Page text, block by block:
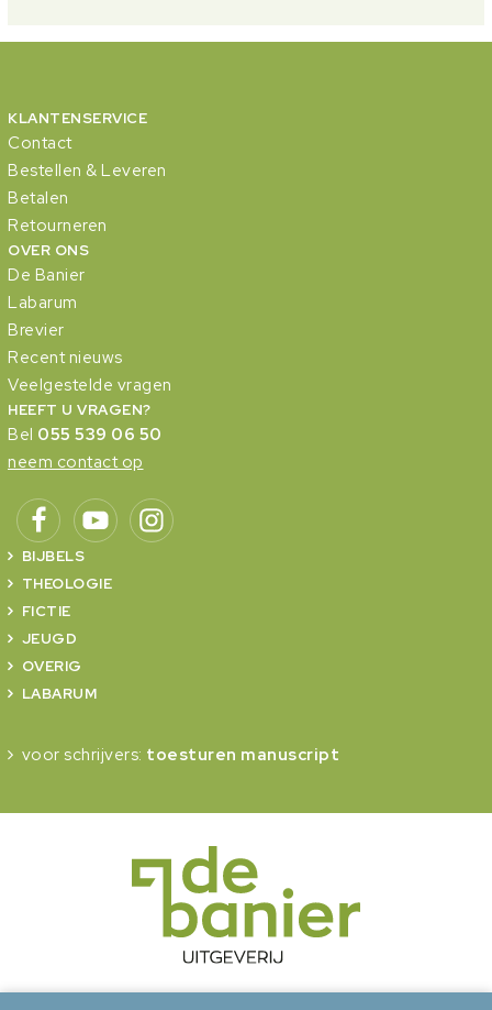
KLANTENSERVICE
Contact
Bestellen & Leveren
Betalen
Retourneren
OVER ONS
De Banier
Labarum
Brevier
Recent nieuws
Veelgestelde vragen
HEEFT U VRAGEN?
Bel 055 539 06 50
neem contact op
BIJBELS
THEOLOGIE
FICTIE
JEUGD
OVERIG
LABARUM
voor schrijvers: toesturen manuscript